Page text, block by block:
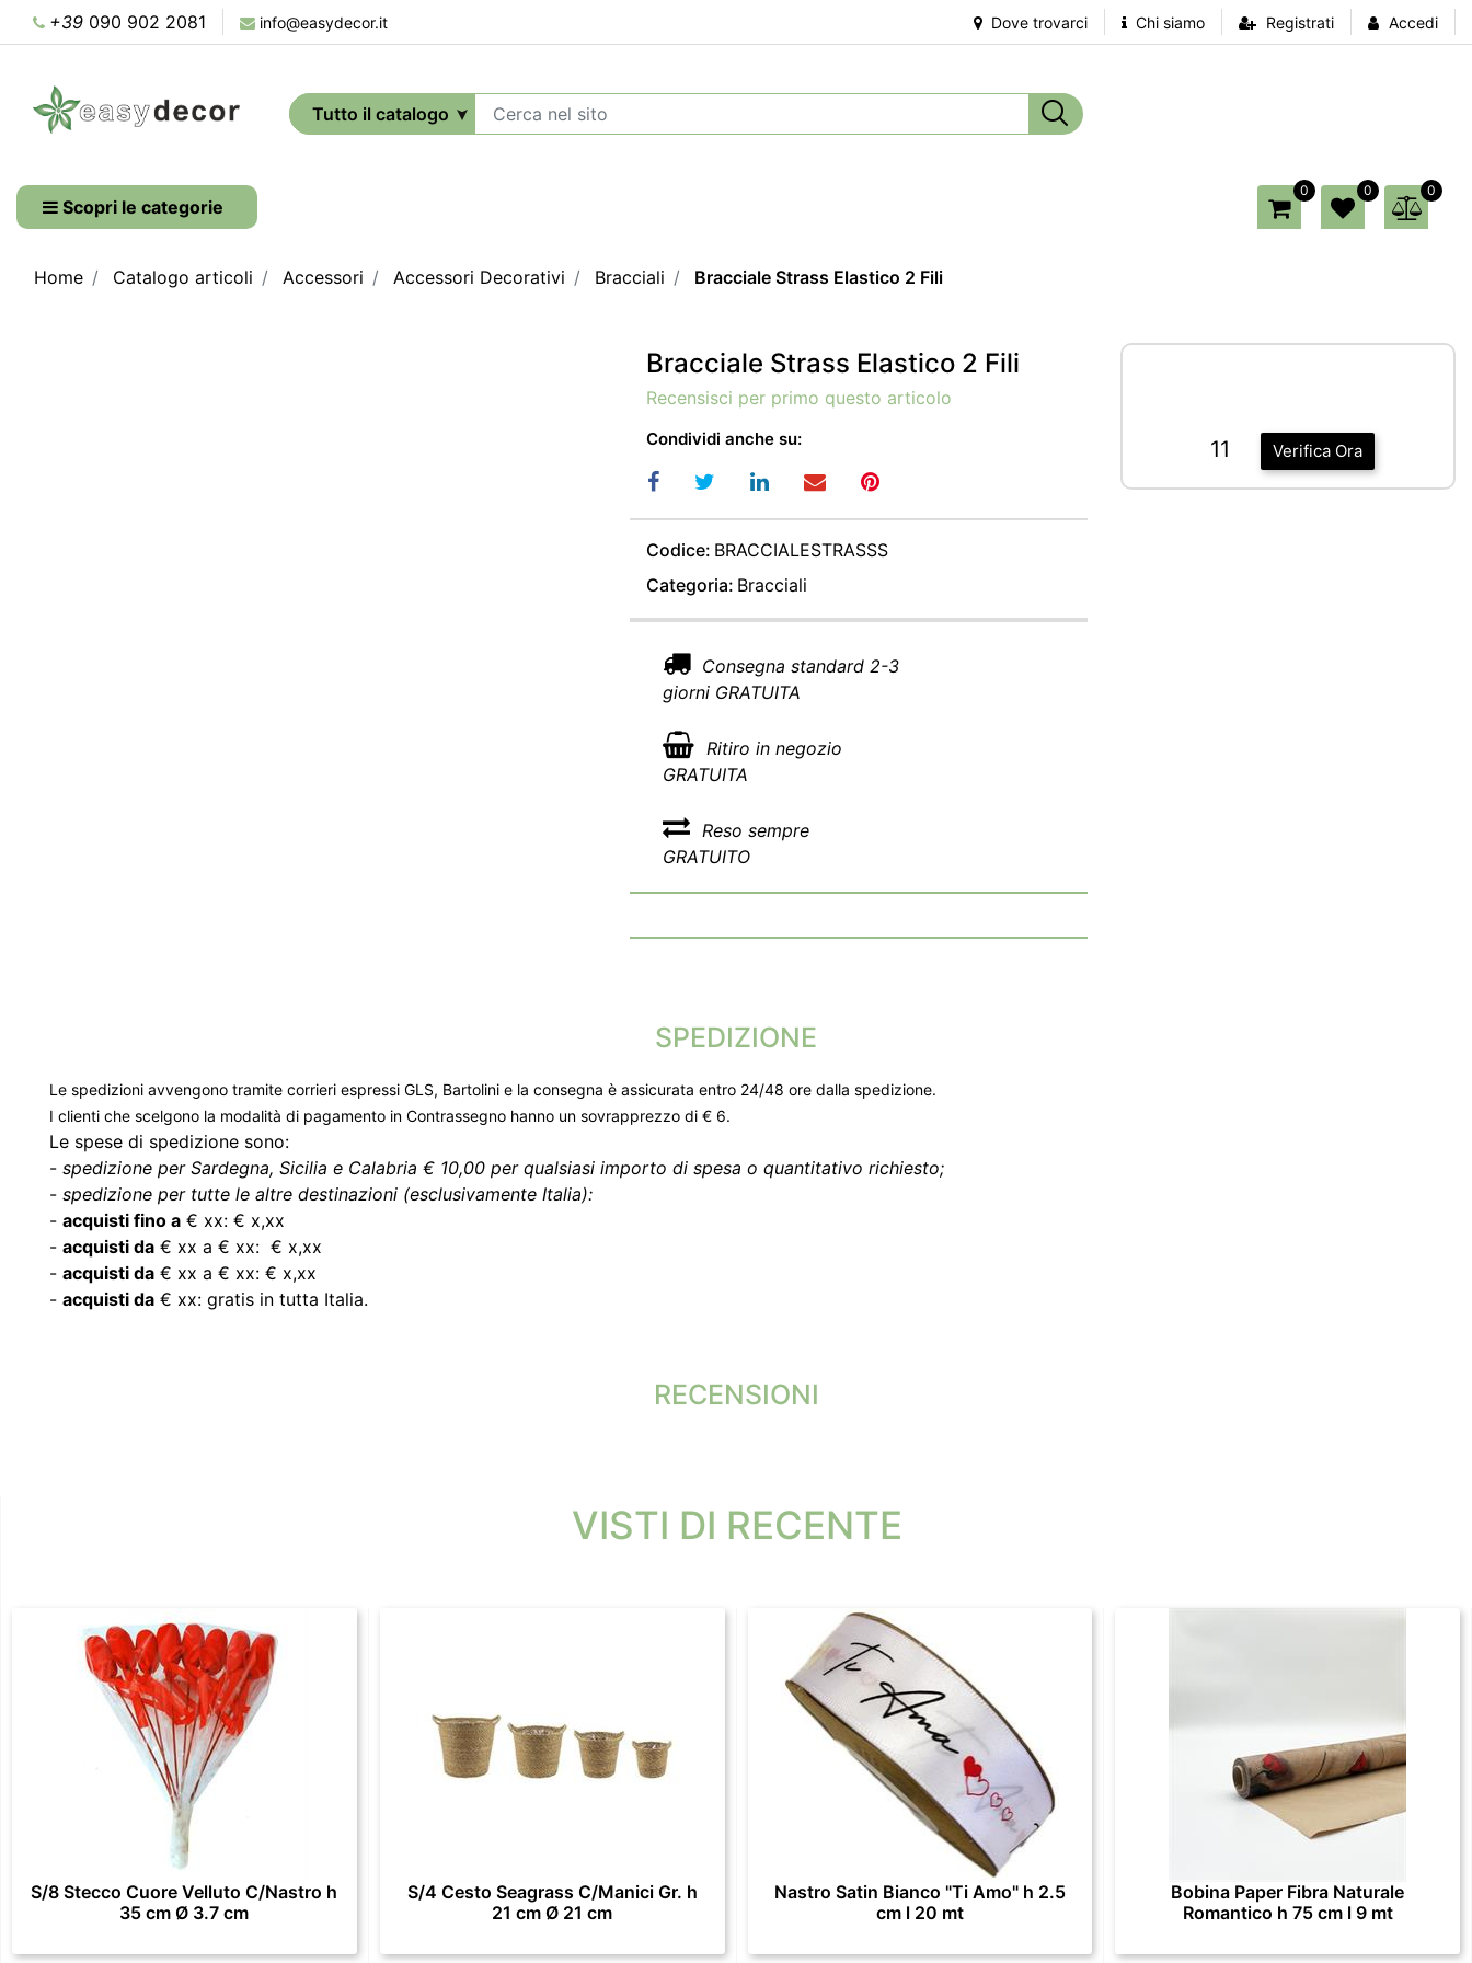
+39 090 902 2081 info@easydecor.it Dove trovarci Chi siamo Registrati Accedi
Scopri le categorie
0 0 0
Home Catalogo articoli Accessori Accessori Decorativi Bracciali Bracciale Strass Elastico 2 Fili
Bracciale Strass Elastico 2 Fili
Recensisci per primo questo articolo
Condividi anche su:
Codice: BRACCIALESTRASSS
Categoria: Bracciali
Consegna standard 2-3
giorni GRATUITA
Ritiro in negozio
GRATUITA
Reso sempre
GRATUITO
Verifica Ora
11
SPEDIZIONE
Le spedizioni avvengono tramite corrieri espressi GLS, Bartolini e la consegna è assicurata entro 24/48 ore dalla spedizione.
I clienti che scelgono la modalità di pagamento in Contrassegno hanno un sovrapprezzo di € 6.
Le spese di spedizione sono:
- spedizione per Sardegna, Sicilia e Calabria € 10,00 per qualsiasi importo di spesa o quantitativo richiesto;
- spedizione per tutte le altre destinazioni (esclusivamente Italia):
- acquisti fino a € xx: € x,xx
- acquisti da € xx a € xx: € x,xx
- acquisti da € xx a € xx: € x,xx
- acquisti da € xx: gratis in tutta Italia.
RECENSIONI
VISTI DI RECENTE
S/8 Stecco Cuore Velluto C/Nastro h
35 cm Ø 3.7 cm
S/4 Cesto Seagrass C/Manici Gr. h
21 cm Ø 21 cm
Nastro Satin Bianco "Ti Amo" h 2.5
cm l 20 mt
Bobina Paper Fibra Naturale
Romantico h 75 cm l 9 mt